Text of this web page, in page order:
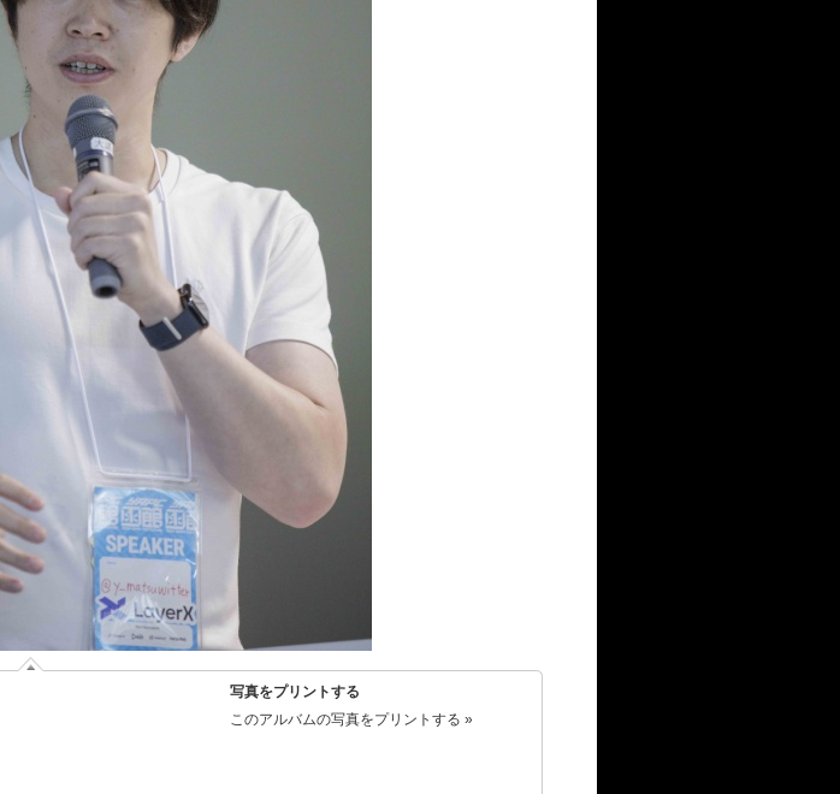
写真をプリントする
このアルバムの写真をプリントする »